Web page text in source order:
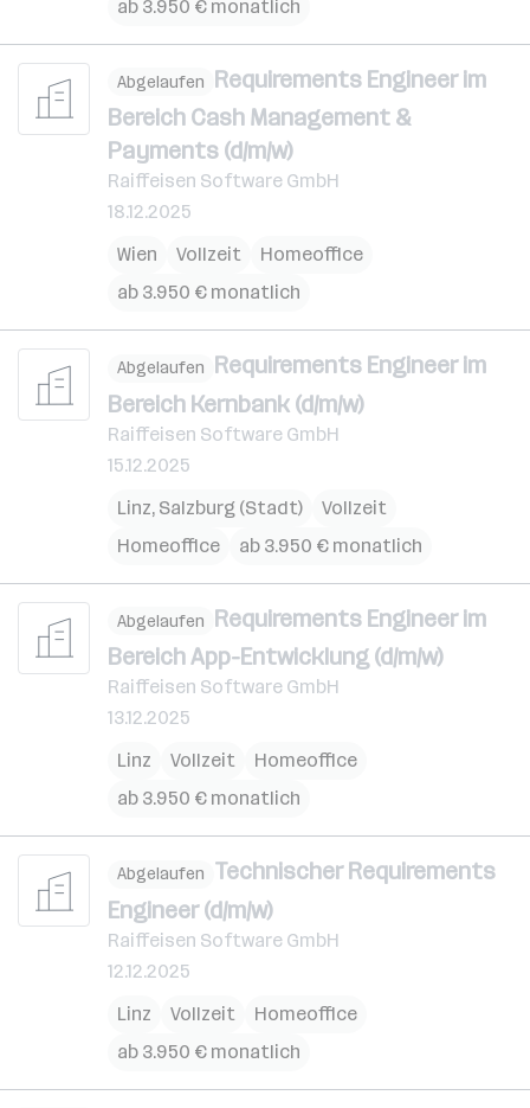
ab 3.950 € monatlich
Abgelaufen Requirements Engineer im
Bereich Cash Management &
Payments (d/m/w)
Raiffeisen Software GmbH
18.12.2025
Wien
Vollzeit
Homeoffice
ab 3.950 € monatlich
Abgelaufen Requirements Engineer im
Bereich Kernbank (d/m/w)
Raiffeisen Software GmbH
15.12.2025
Linz, Salzburg (Stadt)
Vollzeit
Homeoffice
ab 3.950 € monatlich
Abgelaufen Requirements Engineer im
Bereich App-Entwicklung (d/m/w)
Raiffeisen Software GmbH
13.12.2025
Linz
Vollzeit
Homeoffice
ab 3.950 € monatlich
Abgelaufen Technischer Requirements
Engineer (d/m/w)
Raiffeisen Software GmbH
12.12.2025
Linz
Vollzeit
Homeoffice
ab 3.950 € monatlich